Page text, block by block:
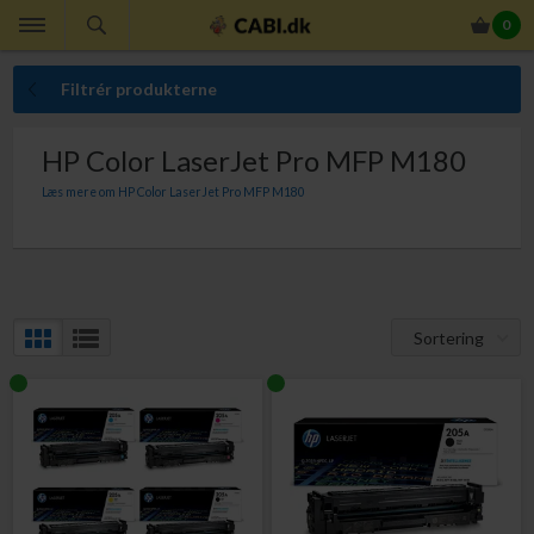
0
Filtrér produkterne
HP Color LaserJet Pro MFP M180
Læs mere om HP Color LaserJet Pro MFP M180
Sortering